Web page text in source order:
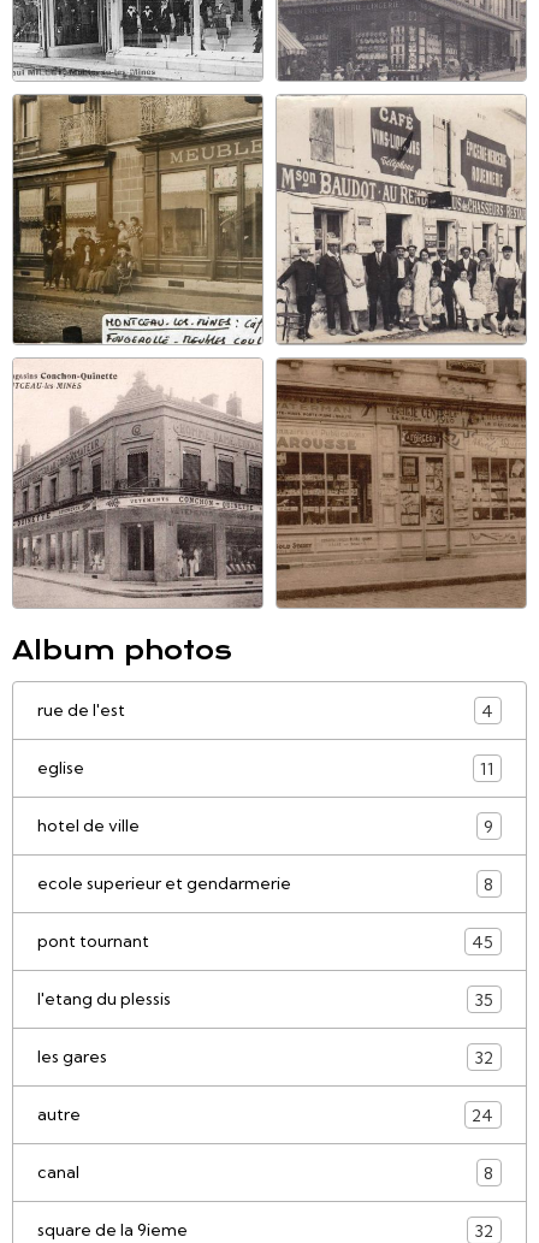
Album photos
rue de l'est 4
eglise 11
hotel de ville 9
ecole superieur et gendarmerie 8
pont tournant 45
l'etang du plessis 35
les gares 32
autre 24
canal 8
square de la 9ieme 32